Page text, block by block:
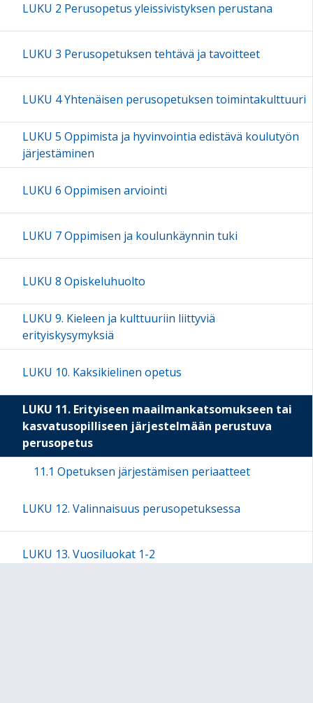
LUKU 2 Perusopetus yleissivistyksen perustana
LUKU 3 Perusopetuksen tehtävä ja tavoitteet
LUKU 4 Yhtenäisen perusopetuksen toimintakulttuuri
LUKU 5 Oppimista ja hyvinvointia edistävä koulutyön
järjestäminen
LUKU 6 Oppimisen arviointi
LUKU 7 Oppimisen ja koulunkäynnin tuki
LUKU 8 Opiskeluhuolto
LUKU 9. Kieleen ja kulttuuriin liittyviä
erityiskysymyksiä
LUKU 10. Kaksikielinen opetus
LUKU 11. Erityiseen maailmankatsomukseen tai
kasvatusopilliseen järjestelmään perustuva
perusopetus
11.1 Opetuksen järjestämisen periaatteet
LUKU 12. Valinnaisuus perusopetuksessa
LUKU 13. Vuosiluokat 1-2